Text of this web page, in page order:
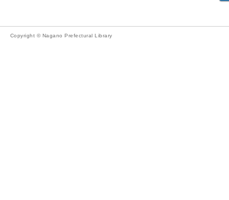
Copyright © Nagano Prefectural Library